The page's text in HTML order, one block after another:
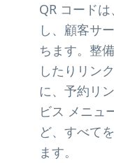
QR コード
し、顧客サ
ちます。整
したりリン
に、予約リ
ビス メニュ
ど、すべて
ます。